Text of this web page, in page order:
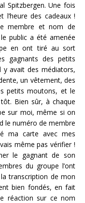
Spitzbergen. Une fois
l’heure des cadeaux !
membre et nom de
public a été amenée
en ont tiré au sort
gagnants des petits
y avait des médiators,
un vêtement, des
petits moutons, et le
Bien sûr, à chaque
sur moi, même si on
le numéro de membre
ma carte avec mes
même pas vérifier !
le gagnant de son
du groupe l’ont
transcription de mon
bien fondés, en fait
réaction sur ce nom